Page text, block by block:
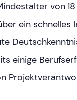
von
ein schnelles
einige